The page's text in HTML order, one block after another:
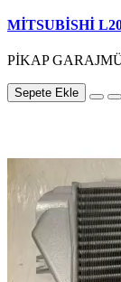
MİTSUBİSHİ
PİKAP
Sepete Ekle